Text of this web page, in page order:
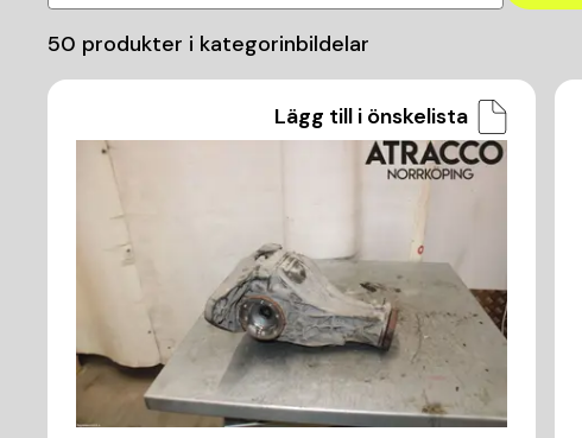
50 produkter i kategorinbildelar
Lägg till i önskelista